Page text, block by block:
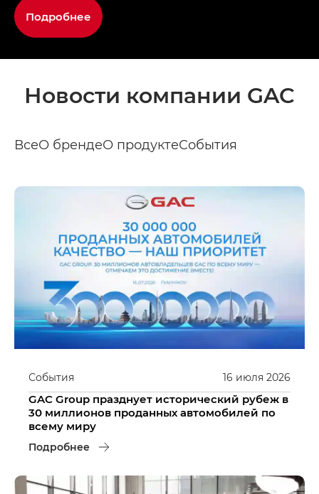
Подробнее
Новости компании GAC
ВсеО брендеО продуктеСобытия
16 июля 2026
События
GAC Group празднует исторический рубеж в
30 миллионов проданных автомобилей по
всему миру
Подробнее